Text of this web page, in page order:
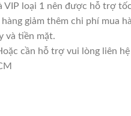
loại 1 nên được hỗ trợ
giảm thêm chi phí mua
và tiền mặt.
cần hỗ trợ vui lòng liên